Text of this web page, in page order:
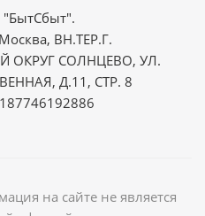
ВН.ТЕР.Г.
ОКРУГ СОЛНЦЕВО, УЛ.
Д.11, СТР. 8
на сайте не является